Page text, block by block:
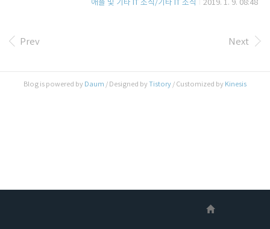
에 이런 비싸고 호사스런 하이테크 가전만 소개되
는 것은 아닙니다. CES에 출품된 전 세계의 멋진 제
중에, 색상과 리듬.. 음악의 경계를 하나로 묶은 2 제
품을 간단히 소개하고자 합니다. 우선 스타워즈의
애플 및 기타 IT 소식/기타 IT 소식 2019. 1. 9. 08:48
Prev Next
Blog is powered by Daum / Designed byTistory / Customized by Kinesis